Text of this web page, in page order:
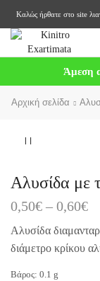
Καλώς ήρθατε στο site
Άμεση
Αρχική σελίδα
Αλυσίδα με
0,50€ – 0,60€
Αλυσίδα
διάμετρο κρίκου
Βάρος: 0.1 g